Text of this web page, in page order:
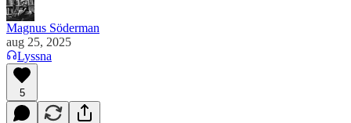
Magnus Söderman
aug 25, 2025
Lyssna
5